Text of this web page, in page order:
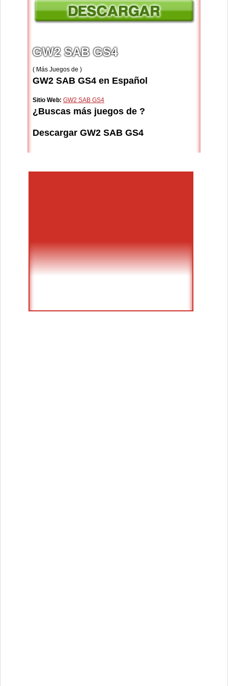
GW2 SAB GS4
( Más Juegos de )
GW2 SAB GS4 en Español
Sitio Web: GW2 SAB GS4
¿Buscas más juegos de ?
Descargar GW2 SAB GS4